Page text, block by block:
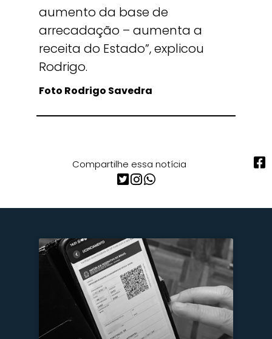
aumento da base de
arrecadação – aumenta a
receita do Estado”, explicou
Rodrigo.
Foto Rodrigo Savedra
Compartilhe essa notícia